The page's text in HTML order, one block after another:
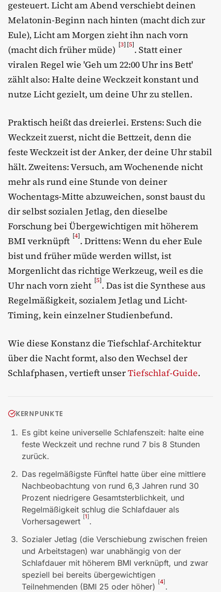
gesteuert. Licht am Abend verschiebt deinen
Melatonin-Beginn nach hinten (macht dich zur
Eule), Licht am Morgen zieht ihn nach vorn
(macht dich früher müde) [3] [5]. Statt einer
viralen Regel wie 'Geh um 22:00 Uhr ins Bett'
zählt also: Halte deine Weckzeit konstant und
nutze Licht gezielt, um deine Uhr zu stellen.
Praktisch heißt das dreierlei. Erstens: Such die
Weckzeit zuerst, nicht die Bettzeit, denn die
feste Weckzeit ist der Anker, der deine Uhr stabil
hält. Zweitens: Versuch, am Wochenende nicht
mehr als rund eine Stunde von deiner
Wochentags-Mitte abzuweichen, sonst baust du
dir selbst sozialen Jetlag, den dieselbe
Forschung bei Übergewichtigen mit höherem
BMI verknüpft [4]. Drittens: Wenn du eher Eule
bist und früher müde werden willst, ist
Morgenlicht das richtige Werkzeug, weil es die
Uhr nach vorn zieht [5]. Das ist die Synthese aus
Regelmäßigkeit, sozialem Jetlag und Licht-
Timing, kein einzelner Studienbefund.
Wie diese Konstanz die Tiefschlaf-Architektur
über die Nacht formt, also den Wechsel der
Schlafphasen, vertieft unserTiefschlaf-Guide.
KERNPUNKTE
Es gibt keine universelle Schlafenszeit: halte eine
feste Weckzeit und rechne rund 7 bis 8 Stunden
zurück.
Das regelmäßigste Fünftel hatte über eine mittlere
Nachbeobachtung von rund 6,3 Jahren rund 30
Prozent niedrigere Gesamtsterblichkeit, und
Regelmäßigkeit schlug die Schlafdauer als
Vorhersagewert [1].
Sozialer Jetlag (die Verschiebung zwischen freien
und Arbeitstagen) war unabhängig von der
Schlafdauer mit höherem BMI verknüpft, und zwar
speziell bei bereits übergewichtigen
Teilnehmenden (BMI 25 oder höher) [4].